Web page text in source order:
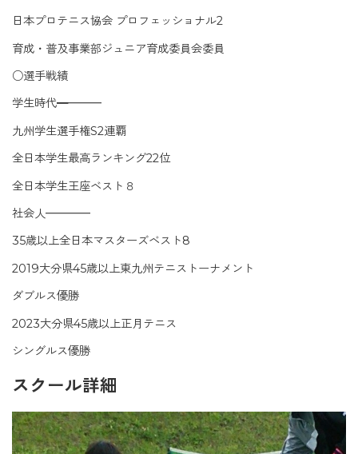
日本プロテニス協会 プロフェッショナル2
育成・普及事業部ジュニア育成委員会委員
○選手戦績
学生時代━━━━
九州学生選手権S2連覇
全日本学生最高ランキング22位
全日本学生王座ベスト８
社会人━━━━
35歳以上全日本マスターズベスト8
2019大分県45歳以上東九州テニストーナメント
ダブルス優勝
2023大分県45歳以上正月テニス
シングルス優勝
スクール詳細